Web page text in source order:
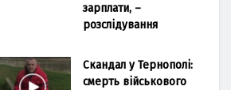
зарплати, –
розслідування
Скандал у Тернополі:
смерть військового